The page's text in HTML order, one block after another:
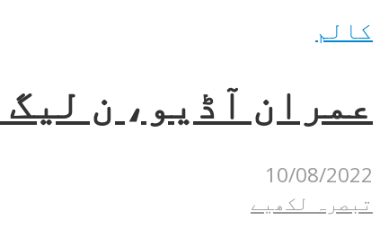
کالم
عمران آڈیو، ن
10/08/2022
تبصرہ لکھیے